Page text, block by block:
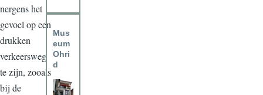
nergens het
gevoel op een
drukken
verkeersweg
te zijn, zooals
bij de
Mus
eum
Ohri
d